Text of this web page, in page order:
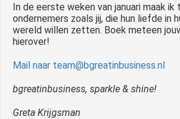
In de eerste weken van januari maak ik
ondernemers zoals jij, die hun liefde in
wereld willen zetten. Boek meteen
hierover!
Mail naar team@bgreatinbusiness.nl
bgreatinbusiness, sparkle & shine!
Greta Krijgsman